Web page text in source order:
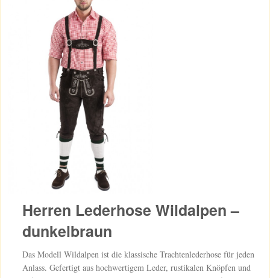
Herren Lederhose Wildalpen –
dunkelbraun
Das Modell Wildalpen ist die klassische Trachtenlederhose für jeden
Anlass. Gefertigt aus hochwertigem Leder, rustikalen Knöpfen und